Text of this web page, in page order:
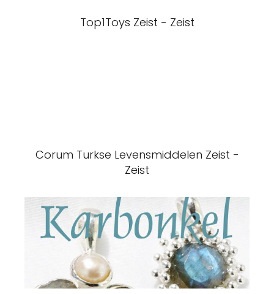
Top1Toys Zeist - Zeist
Corum Turkse Levensmiddelen Zeist -
Zeist